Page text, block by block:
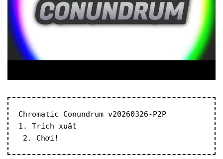
Chromatic Conundrum v20260326-P2P
1. Trích xuất
2. Chơi!